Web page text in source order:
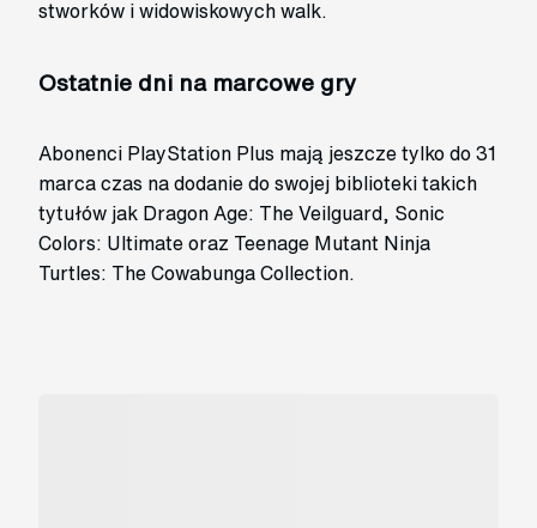
stworków i widowiskowych walk.
Ostatnie dni na marcowe gry
Abonenci PlayStation Plus mają jeszcze tylko do 31
marca czas na dodanie do swojej biblioteki takich
tytułów jak Dragon Age: The Veilguard, Sonic
Colors: Ultimate oraz Teenage Mutant Ninja
Turtles: The Cowabunga Collection.